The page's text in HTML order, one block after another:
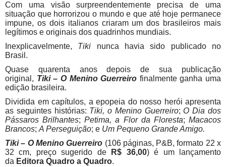
Com uma visão surpreendentemente precisa de uma
situação que horrorizou o mundo e que até hoje permanece
impune, os dois italianos criaram um dos brasileiros mais
legítimos e originais dos quadrinhos mundiais.
Inexplicavelmente, Tiki nunca havia sido publicado no
Brasil.
Quase quarenta anos depois de sua publicação
original, Tiki – O Menino Guerreiro finalmente ganha uma
edição brasileira.
Dividida em capítulos, a epopeia do nosso herói apresenta
as seguintes histórias: Tiki, o Menino Guerreiro; O Dia dos
Pássaros Brilhantes;Petima, a Flor da Floresta;Macacos
Brancos; A Perseguição; e Um Pequeno Grande Amigo.
Tiki – O Menino Guerreiro (106 páginas, P&B, formato 22 x
32 cm, preço sugerido de
R$ 36,00) é um lançamento
da Editora Quadro a Quadro.